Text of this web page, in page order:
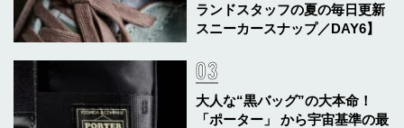
ランドスタッフの夏の毎日更新
スニーカースナップ／DAY6】
大人な“黒バッグ”の大本命！
「ポーター」 から宇宙基準の最